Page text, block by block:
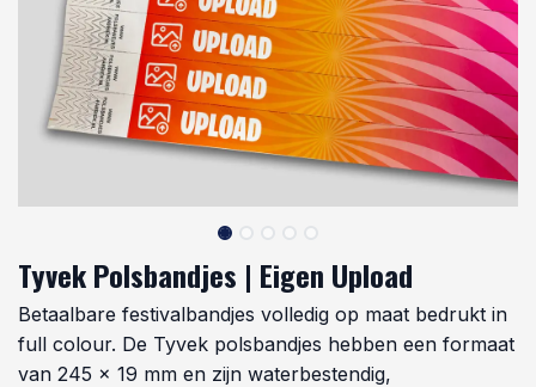
Tyvek Polsbandjes | Eigen Upload
Betaalbare festivalbandjes volledig op maat bedrukt in
full colour. De Tyvek polsbandjes hebben een formaat
van 245 x 19 mm en zijn waterbestendig,